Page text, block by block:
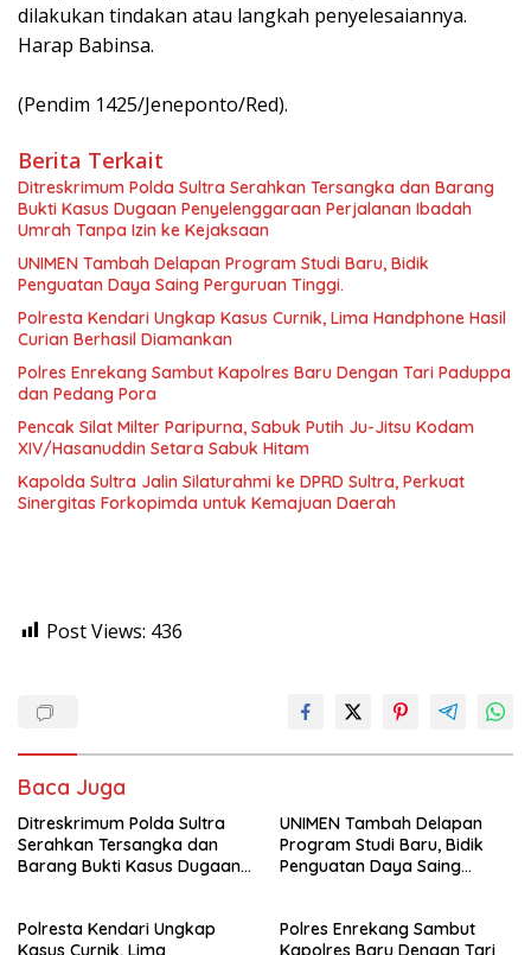
dilakukan tindakan atau langkah penyelesaiannya.
Harap Babinsa.
(Pendim 1425/Jeneponto/Red).
Berita Terkait
Ditreskrimum Polda Sultra Serahkan Tersangka dan Barang
Bukti Kasus Dugaan Penyelenggaraan Perjalanan Ibadah
Umrah Tanpa Izin ke Kejaksaan
UNIMEN Tambah Delapan Program Studi Baru, Bidik
Penguatan Daya Saing Perguruan Tinggi.
Polresta Kendari Ungkap Kasus Curnik, Lima Handphone Hasil
Curian Berhasil Diamankan
Polres Enrekang Sambut Kapolres Baru Dengan Tari Paduppa
dan Pedang Pora
Pencak Silat Milter Paripurna, Sabuk Putih Ju-Jitsu Kodam
XIV/Hasanuddin Setara Sabuk Hitam
Kapolda Sultra Jalin Silaturahmi ke DPRD Sultra, Perkuat
Sinergitas Forkopimda untuk Kemajuan Daerah
Post Views: 436
Baca Juga
Ditreskrimum Polda Sultra
Serahkan Tersangka dan
Barang Bukti Kasus Dugaan
Kejaksaan
UNIMEN Tambah Delapan
Program Studi Baru, Bidik
Penguatan Daya Saing
Polresta Kendari Ungkap
Kasus Curnik, Lima
Polres Enrekang Sambut
Kapolres Baru Dengan Tari